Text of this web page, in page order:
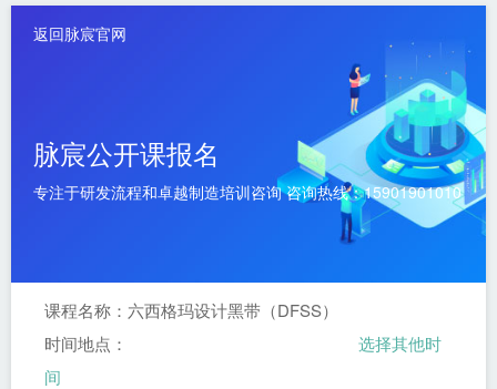
返回脉宸官网
脉宸公开课报名
专注于研发流程和卓越制造培训咨询 咨询热线：15901901010
课程名称： 六西格玛设计黑带（DFSS）
时间地点：
选择其他时
间